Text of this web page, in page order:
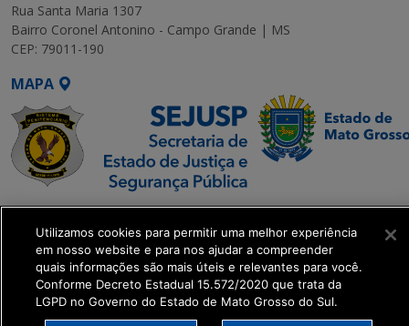
Rua Santa Maria 1307
Bairro Coronel Antonino - Campo Grande | MS
CEP: 79011-190
MAPA
SETDIG | Secretaria-
Executiva de
Transformação Digital
get_footer();
Utilizamos cookies para permitir uma melhor experiência
em nosso website e para nos ajudar a compreender
quais informações são mais úteis e relevantes para você.
Conforme Decreto Estadual 15.572/2020 que trata da
LGPD no Governo do Estado de Mato Grosso do Sul.